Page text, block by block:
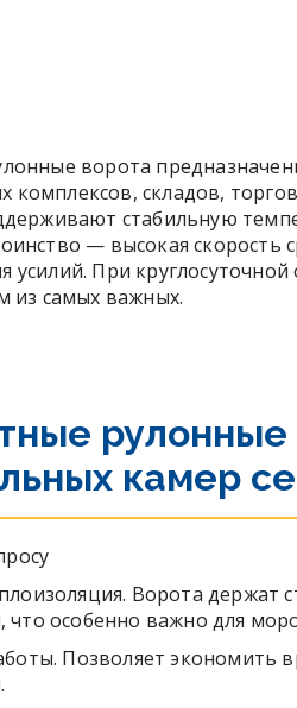
ворота
складов,
стабильную
— высокая скорость
усилий. При
из самых важных.
рулонные
камер
Ворота держат
особенно важно для
Позволяет экономить